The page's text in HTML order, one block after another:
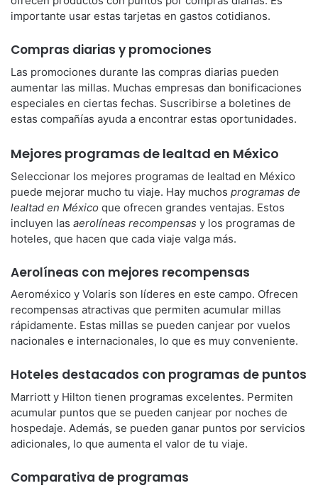
importante usar estas tarjetas en gastos cotidianos.
Compras diarias y promociones
Las promociones durante las compras diarias pueden
aumentar las millas. Muchas empresas dan bonificaciones
especiales en ciertas fechas. Suscribirse a boletines de
estas compañías ayuda a encontrar estas oportunidades.
Mejores programas de lealtad en México
Seleccionar los mejores programas de lealtad en México
puede mejorar mucho tu viaje. Hay muchos programas de
lealtad en México que ofrecen grandes ventajas. Estos
incluyen las aerolíneas recompensas y los programas de
hoteles, que hacen que cada viaje valga más.
Aerolíneas con mejores recompensas
Aeroméxico y Volaris son líderes en este campo. Ofrecen
recompensas atractivas que permiten acumular millas
rápidamente. Estas millas se pueden canjear por vuelos
nacionales e internacionales, lo que es muy conveniente.
Hoteles destacados con programas de puntos
Marriott y Hilton tienen programas excelentes. Permiten
acumular puntos que se pueden canjear por noches de
hospedaje. Además, se pueden ganar puntos por servicios
adicionales, lo que aumenta el valor de tu viaje.
Comparativa de programas